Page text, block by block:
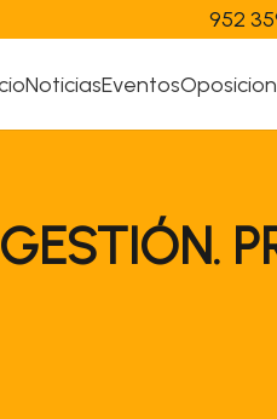
952
NoticiasEventos